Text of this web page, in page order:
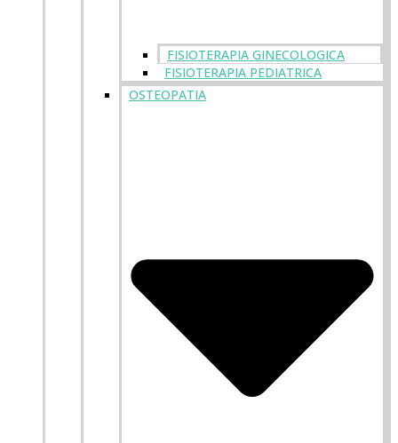
FISIOTERAPIA GINECOLOGICA
FISIOTERAPIA PEDIATRICA
OSTEOPATIA